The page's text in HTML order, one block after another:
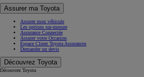
Assurer ma Toyota
Assurer mon véhicule
Les options sur-mesure
Assurance Connectée
Assurer votre Occasion
Espace Client Toyota Assurances
Demander un devis
Découvrez Toyota
Découvrez Toyota